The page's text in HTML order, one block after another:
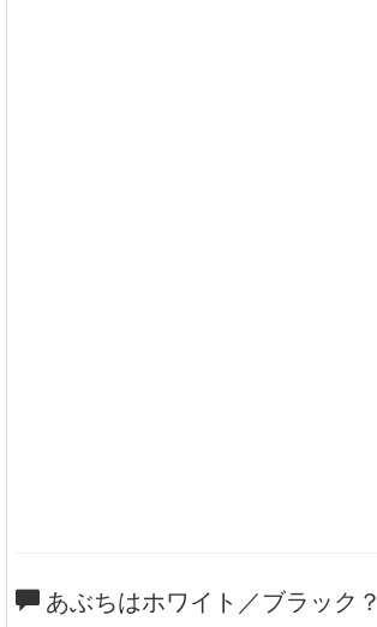
あぶちはホワイト／ブラック？